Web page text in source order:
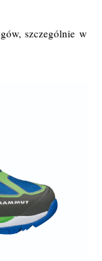
szczególnie w